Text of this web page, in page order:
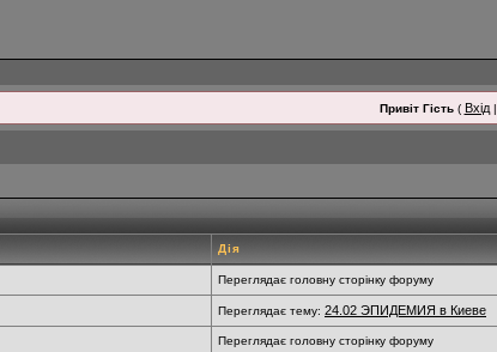
Привіт Гість( Вхід|
Дія
Переглядає головну сторінку форуму
Переглядає тему: 24.02 ЭПИДЕМИЯ в Киеве
Переглядає головну сторінку форуму